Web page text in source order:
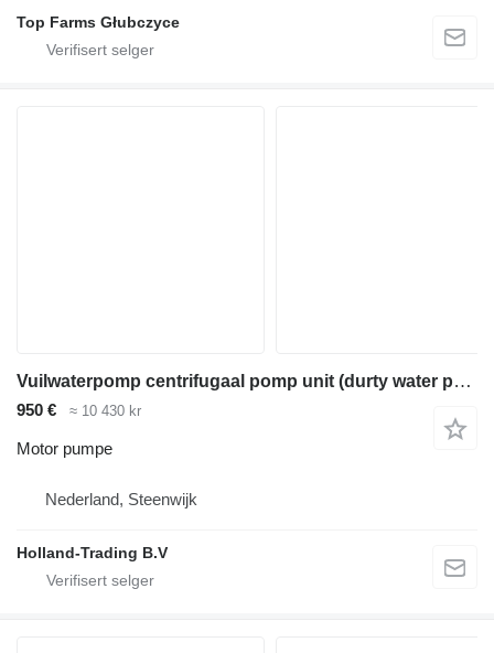
Top Farms Głubczyce
Vuilwaterpomp centrifugaal pomp unit (durty water pump) diesel
950 € ≈ 10 430 kr
Motor pumpe
Nederland, Steenwijk
Holland-Trading B.V